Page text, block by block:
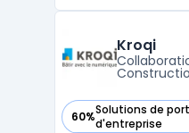
travailler
fournissant ...
Kroqi
60%Solutions de
d'entreprise
— voir Kroqi dans